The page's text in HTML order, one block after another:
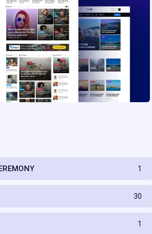
1
30
1